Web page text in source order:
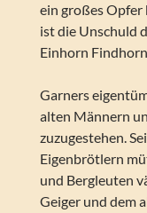
ein großes Opfer
ist die Unschuld
Einhorn
Garners
alten Männern
zuzugestehen.
Eigenbrötlern
und Bergleuten
Geiger und dem